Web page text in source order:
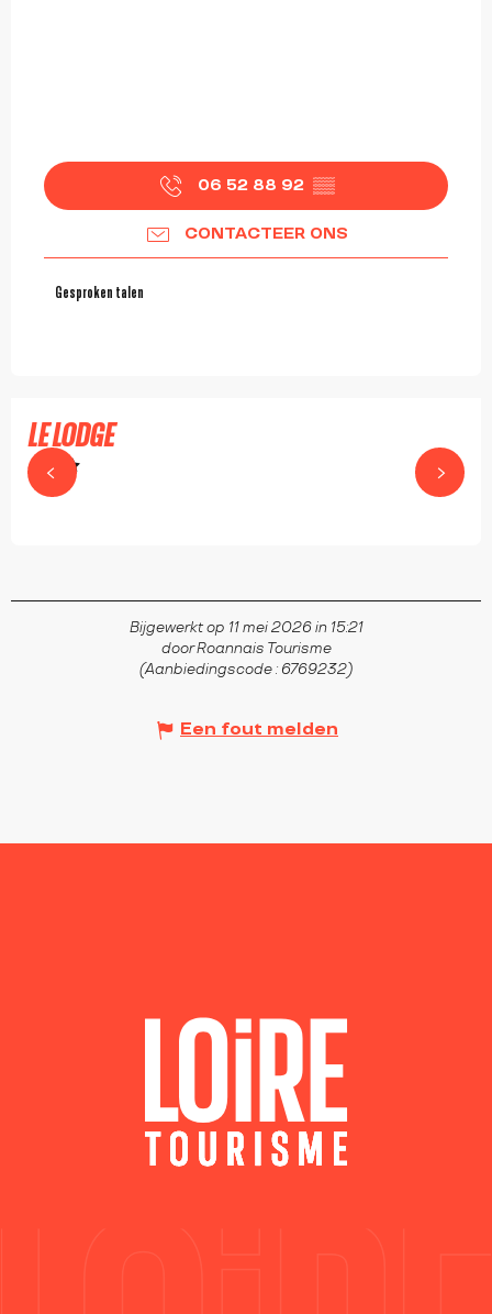
06 52 88 92 ▒▒
CONTACTEER ONS
Gesproken talen
Gesproken talen
LE LODGE
Bijgewerkt op 11 mei 2026 in 15:21
door Roannais Tourisme
(Aanbiedingscode : 6769232)
Een fout melden